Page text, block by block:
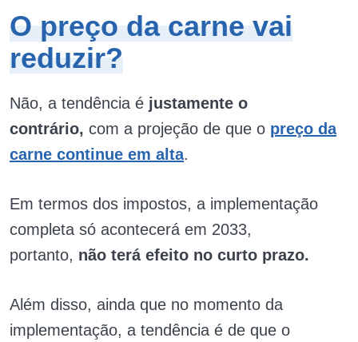
O preço da carne vai
reduzir?
Não, a tendência é justamente o
contrário, com a projeção de que o preço da
carne continue em alta.
Em termos dos impostos, a implementação
completa só acontecerá em 2033,
portanto, não terá efeito no curto prazo.
Além disso, ainda que no momento da
implementação, a tendência é de que o